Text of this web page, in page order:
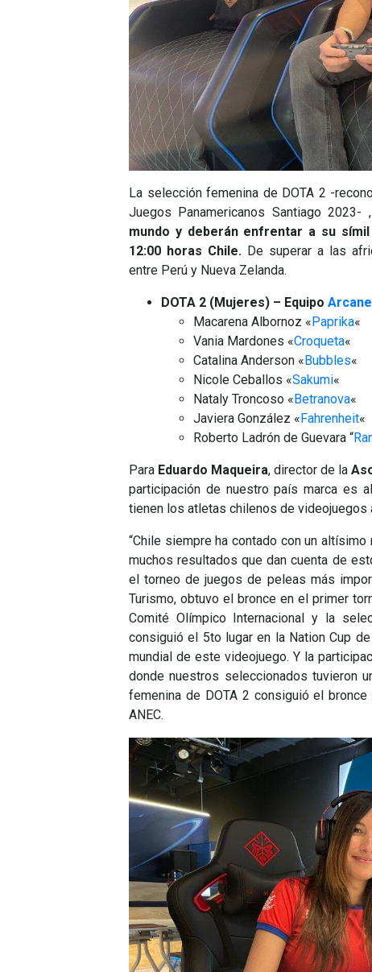
La selección femenina de DOTA 2 -
Juegos Panamericanos Santiago 2023- ,
mundo y deberán enfrentar a su
12:00 horas Chile. De superar a las
entre Perú y Nueva Zelanda.
DOTA 2 (Mujeres) – Equipo
Macarena Albornoz «Paprika«
Vania Mardones «Croqueta«
Catalina Anderson «Bubbles«
Nicole Ceballos «Sakumi«
Nataly Troncoso «Betranova«
Javiera González «Fahrenheit«
Roberto Ladrón de Guevara “
Para Eduardo Maqueira, director de la
participación de nuestro país marca es
tienen los atletas chilenos de videojuegos
“Chile siempre ha contado con un
muchos resultados que dan cuenta de
el torneo de juegos de peleas más
Turismo, obtuvo el bronce en el primer
Comité Olímpico Internacional y la
consiguió el 5to lugar en la Nation Cup
mundial de este videojuego. Y la
donde nuestros seleccionados tuvieron
femenina de DOTA 2 consiguió el
ANEC.